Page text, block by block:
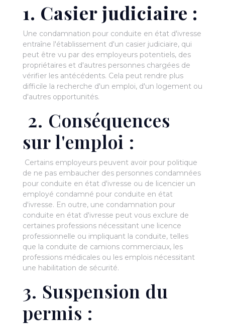
1. Casier judiciaire :
Une condamnation pour conduite en état d'ivresse
entraîne l'établissement d'un casier judiciaire, qui
peut être vu par des employeurs potentiels, des
propriétaires et d'autres personnes chargées de
vérifier les antécédents. Cela peut rendre plus
difficile la recherche d'un emploi, d'un logement ou
d'autres opportunités.
2. Conséquences
sur l'emploi :
Certains employeurs peuvent avoir pour politique
de ne pas embaucher des personnes condamnées
pour conduite en état d'ivresse ou de licencier un
employé condamné pour conduite en état
d'ivresse. En outre, une condamnation pour
conduite en état d'ivresse peut vous exclure de
certaines professions nécessitant une licence
professionnelle ou impliquant la conduite, telles
que la conduite de camions commerciaux, les
professions médicales ou les emplois nécessitant
une habilitation de sécurité.
3. Suspension du
permis :